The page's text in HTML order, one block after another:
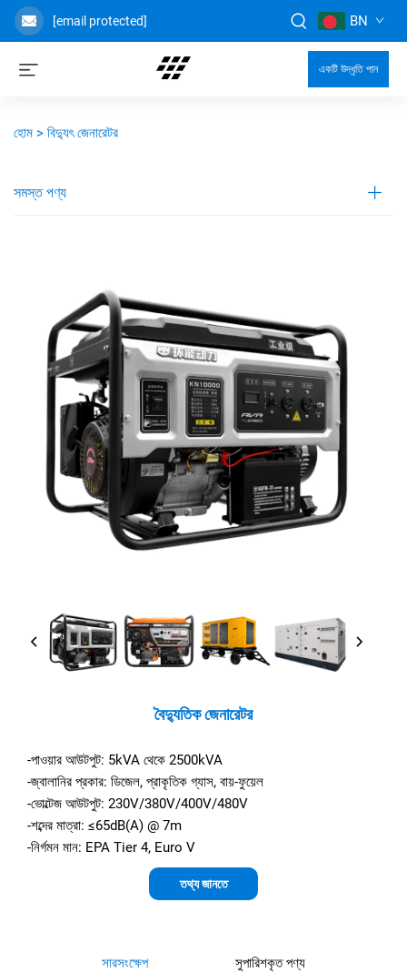
[email protected] BN
একটি উদ্ধৃতি পান
হোম > বিদ্যুৎ জেনারেটর
সমস্ত পণ্য
বৈদ্যুতিক জেনারেটর
-পাওয়ার আউটপুট: 5kVA থেকে 2500kVA
-জ্বালানির প্রকার: ডিজেল, প্রাকৃতিক গ্যাস, বায়-ফুয়েল
-ভোল্টেজ আউটপুট: 230V/380V/400V/480V
-শব্দের মাত্রা: ≤65dB(A) @ 7m
-নির্গমন মান: EPA Tier 4, Euro V
তথ্য জানতে
সারসংক্ষেপ সুপারিশকৃত পণ্য